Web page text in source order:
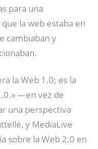
para una
la web estaba en
cambiaban y
la Web 1.0; es la
—en vez de
una perspectiva
y MediaLive
sobre la Web 2.0 en